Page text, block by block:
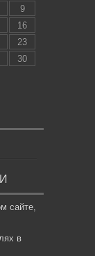
9
16
23
30
сайте,
в